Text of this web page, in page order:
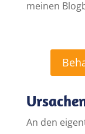
meinen
An den